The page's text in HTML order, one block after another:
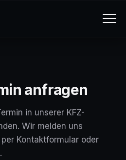
anfragen
in unserer KFZ-
. Wir melden uns
Kontaktformular oder